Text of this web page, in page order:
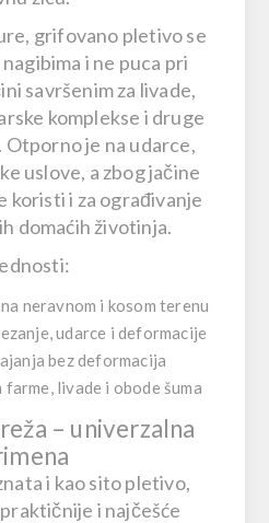
grifovano pletivo se
i ne puca pri
savršenim za livade,
komplekse i druge
. Otporno je na udarce,
uslove, a zbog jačine
koristi i za ograđivanje
domaćih životinja.
neravnom i kosom terenu
udarce i deformacije
bez deformacija
livade i obode šuma
– univerzalna
i kaosito pletivo,
i najčešće